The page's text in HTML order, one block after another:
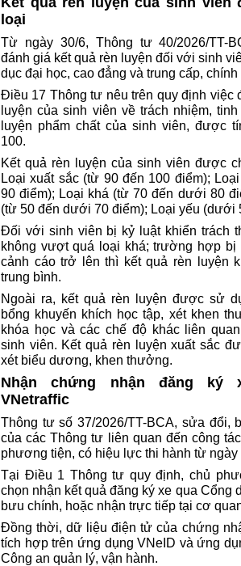
loại
Từ ngày 30/6, Thông tư 40/2026/TT-
đánh giá kết quả rèn luyện đối với sinh
dục đại học, cao đẳng và trung cấp,
Điều 17 Thông tư nêu trên quy định việc
luyện của sinh viên về trách nhiệm,
luyện phẩm chất của sinh viên, được
100.
Kết quả rèn luyện của sinh viên được
Loại xuất sắc (từ 90 đến 100 điểm);
90 điểm); Loại khá (từ 70 đến dưới 80
(từ 50 đến dưới 70 điểm); Loại yếu (dưới
Đối với sinh viên bị kỷ luật khiển trách
không vượt quá loại khá; trường hợp
cảnh cáo trở lên thì kết quả rèn luyện
trung bình.
Ngoài ra, kết quả rèn luyện được sử
bổng khuyến khích học tập, xét khen
khóa học và các chế độ khác liên
sinh viên. Kết quả rèn luyện xuất sắc
xét biểu dương, khen thưởng.
Nhận chứng nhận đăng ký
VNetraffic
Thông tư số 37/2026/TT-BCA, sửa đổi,
của các Thông tư liên quan đến công
phương tiện, có hiệu lực thi hành từ ngày
Tại Điều 1 Thông tư quy định, chủ
chọn nhận kết quả đăng ký xe qua Cổng
bưu chính, hoặc nhận trực tiếp tại cơ
Đồng thời, dữ liệu điện tử của chứng
tích hợp trên ứng dụng VNeID và ứng
Công an quản lý, vận hành.